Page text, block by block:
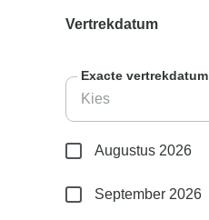
Vertrekdatum
Exacte vertrekdatum
Augustus 2026
September 2026